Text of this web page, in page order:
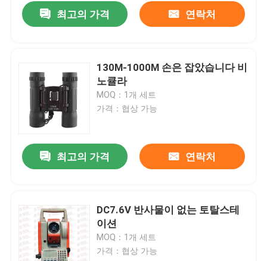
최고의 가격 연락처
130M-1000M 손은 잡았습니다 비
노큘라
MOQ：1개 세트
가격：협상 가능
최고의 가격 연락처
DC7.6V 반사물이 없는 토탈스테
이션
MOQ：1개 세트
가격：협상 가능